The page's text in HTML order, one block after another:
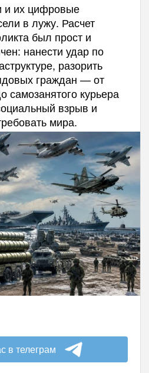
и их цифровые
в лужу. Расчет
был прост и
нанести удар по
разорить
граждан — от
самозанятого курьера
взрыв и
мира.
в телеграм